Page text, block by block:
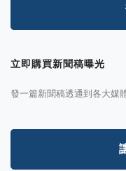
立即購買新聞稿曝光
發一篇新聞稿透通到各大媒